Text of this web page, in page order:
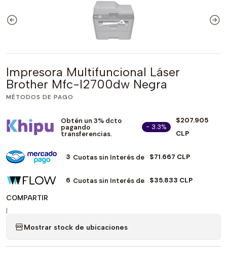
Impresora Multifuncional Láser
Brother Mfc-l2700dw Negra
MÉTODOS DE PAGO
Obtén un 3% dcto
pagando
transferencias.
- 3.3%
$207.905
CLP
3 Cuotas sin Interés de $71.667 CLP
6 Cuotas sin Interés de $35.833 CLP
COMPARTIR
|
Mostrar stock de ubicaciones